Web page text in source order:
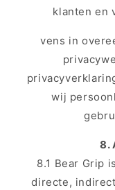
klanten en
vens in
wij
8.
8.1 Bear Grip
directe,